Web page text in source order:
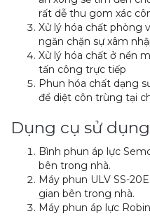
rất dễ thu gom xác
Xử lý hóa chất phòng
ngăn chặn sự xâm
Xử lý hóa chất ở nền
tấn công trực tiếp
Phun hóa chất dạng
để diệt côn trùng tại
Dụng cụ sử
Bình phun áp lực
bên trong nhà.
Máy phun ULV SS-
gian bên trong nhà.
Máy phun áp lực